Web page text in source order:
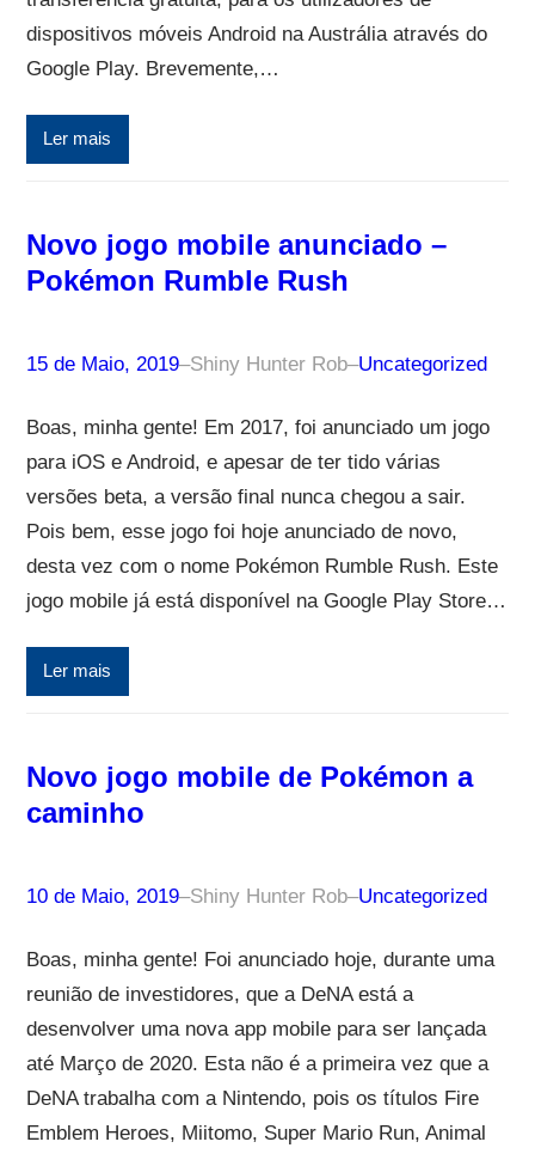
dispositivos móveis Android na Austrália através do
Google Play. Brevemente,…
Ler mais
Novo jogo mobile anunciado –
Pokémon Rumble Rush
15 de Maio, 2019–Shiny Hunter Rob–Uncategorized
Boas, minha gente! Em 2017, foi anunciado um jogo
para iOS e Android, e apesar de ter tido várias
versões beta, a versão final nunca chegou a sair.
Pois bem, esse jogo foi hoje anunciado de novo,
desta vez com o nome Pokémon Rumble Rush. Este
jogo mobile já está disponível na Google Play Store…
Ler mais
Novo jogo mobile de Pokémon a
caminho
10 de Maio, 2019–Shiny Hunter Rob–Uncategorized
Boas, minha gente! Foi anunciado hoje, durante uma
reunião de investidores, que a DeNA está a
desenvolver uma nova app mobile para ser lançada
até Março de 2020. Esta não é a primeira vez que a
DeNA trabalha com a Nintendo, pois os títulos Fire
Emblem Heroes, Miitomo, Super Mario Run, Animal